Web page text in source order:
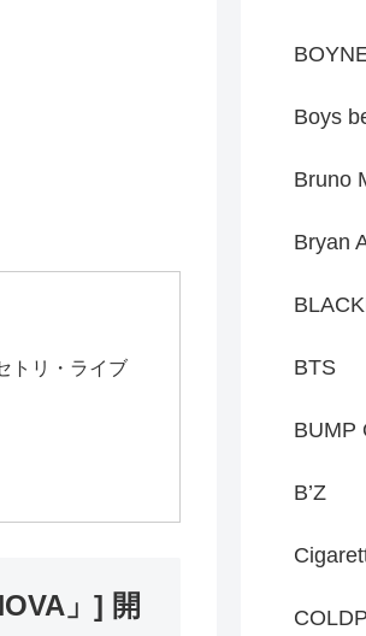
トリ・ライブ
」] 開
Boys
Bruno
Bryan
BTS
BUMP
B’Z